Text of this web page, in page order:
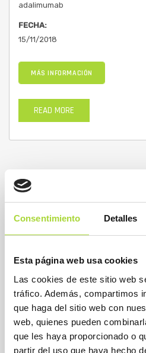
Consentimiento Detalles
Esta página web usa cookies
Las cookies de este sitio web
tráfico. Además, compartimos
que haga del sitio web con
web, quienes pueden
que les haya proporcionado o
partir del uso que haya hecho
adalimumab
FECHA:
15/11/2018
MÁS INFORMACIÓN
READ MORE
Hyrimoz®
HYRIMOZ®
PRINCIPIO ACTIVO:
adalimumab
FECHA:
16/08/2018